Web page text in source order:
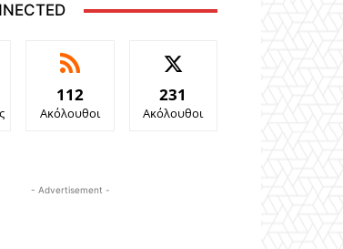
112
Ακόλουθοι
231
Ακόλουθοι
- Advertisement -